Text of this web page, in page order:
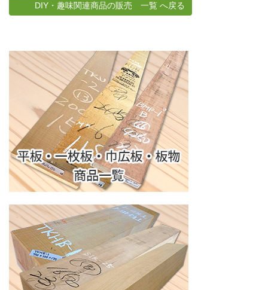
DIY・趣味関連商品の販売 一覧 へ戻る